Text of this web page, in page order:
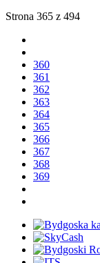
Strona 365 z 494
360
361
362
363
364
365
366
367
368
369